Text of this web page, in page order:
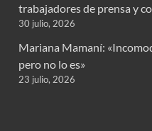
trabajadores de prensa y
30 julio, 2026
Mariana Mamaní:
pero no lo es»
23 julio, 2026